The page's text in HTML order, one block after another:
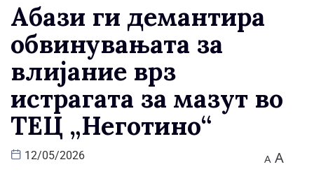
Абази ги демантира
обвинувањата за
влијание врз
истрагата за мазут во
ТЕЦ „Неготино“
12/05/2026 A A